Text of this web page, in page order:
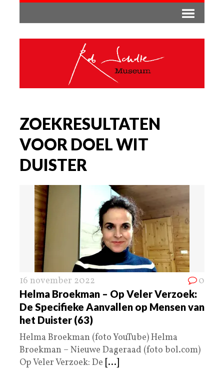
ZOEKRESULTATEN
VOOR DOEL WIT
DUISTER
16 november 2022 0
Helma Broekman – Op Veler Verzoek:
De Specifieke Aanvallen op Mensen van
het Duister (63)
Helma Broekman (foto YouTube) Helma
Broekman – Nieuwe Dageraad (foto bol.com)
Op Veler Verzoek: De [...]